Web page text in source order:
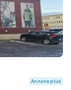
Annons plus